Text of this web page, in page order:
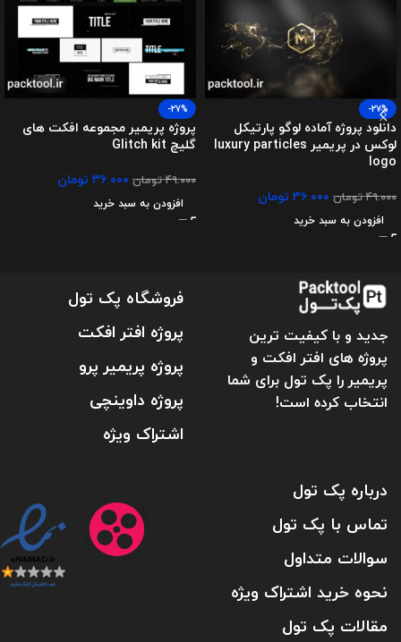
-27%
دانلود پروژه آماده لوگو پارتیکل
لوکس در پریمیر luxury particles
logo
۴۹.۰۰۰تومان ۳۶.۰۰۰ تومان
افزودن به سبد خرید
-27%
پروژه پریمیر مجموعه افکت های
گلیچ Glitch kit
۴۹.۰۰۰تومان ۳۶.۰۰۰ تومان
افزودن به سبد خرید
جدید و با کیفیت ترین
پروژه های افتر افکت و
پریمیر را پک تول برای شما
انتخاب کرده است!
فروشگاه پک تول
پروژه افتر افکت
پروژه پریمیر پرو
پروژه داوینچی
اشتراک ویژه
درباره پک تول
تماس با پک تول
سوالات متداول
نحوه خرید اشتراک ویژه
مقالات پک تول